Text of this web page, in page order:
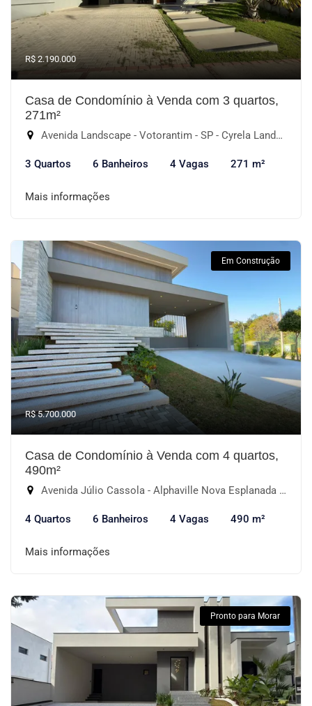
R$ 2.190.000
Casa de Condomínio à Venda com 3 quartos,
271m²
Avenida Landscape - Votorantim - SP - Cyrela Landscape Esplanada, Votorantim-SP
3 Quartos 6 Banheiros 4 Vagas 271 m²
Mais informações
Em Construção
R$ 5.700.000
Casa de Condomínio à Venda com 4 quartos,
490m²
Avenida Júlio Cassola - Alphaville Nova Esplanada II, Votorantim-SP
4 Quartos 6 Banheiros 4 Vagas 490 m²
Mais informações
Pronto para Morar